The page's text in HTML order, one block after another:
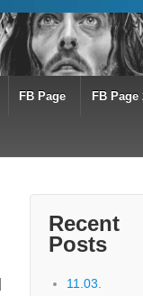
FB Page FB Page
Recent
Posts
11.03.